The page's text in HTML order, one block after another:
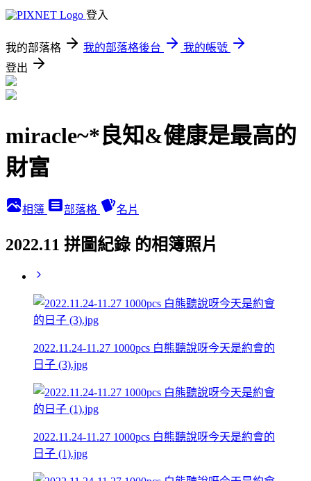
登入
我的部落格 我的部落格後台
我的帳號
登出
miracle~*良知&健康是最高的
財富
相簿 部落格 名片
2022.11 拼圖紀錄 的相簿照片
2022.11.24-11.27 1000pcs 白熊聽說呀今天是約會的
日子 (3).jpg
2022.11.24-11.27 1000pcs 白熊聽說呀今天是約會的
日子 (1).jpg